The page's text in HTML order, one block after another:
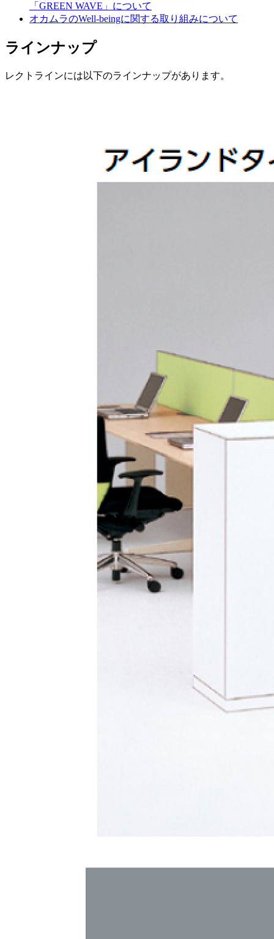
「GREEN WAVE」について
オカムラのWell-beingに関する取り組みについて
ラインナップ
レクトラインには以下のラインナップがあります。